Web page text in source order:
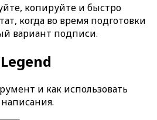
копируйте и быстро
когда во время подготовки
вариант подписи.
и как использовать